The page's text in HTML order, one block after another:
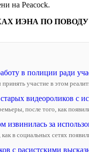
на Peacock.
ИЭНА ПО
в полиции ради
участие в этом
видеороликов с
после того, как
за
в социальных сетях
с расистскими